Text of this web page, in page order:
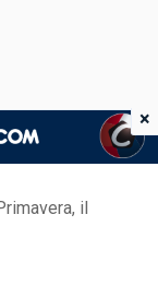
il
×